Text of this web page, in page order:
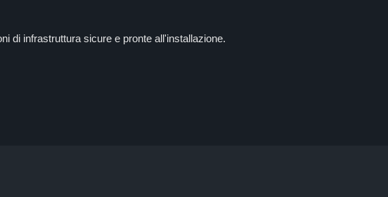
di infrastruttura sicure e pronte all'installazione.